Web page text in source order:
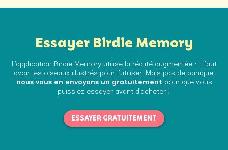
Essayer Birdie Memory
L’application Birdie Memory utilise la réalité augmentée : il faut
avoir les oiseaux illustrés pour l’utiliser. Mais pas de panique,
nous vous en envoyons un gratuitement pour que vous
puissiez essayer avant d’acheter !
ESSAYER GRATUITEMENT